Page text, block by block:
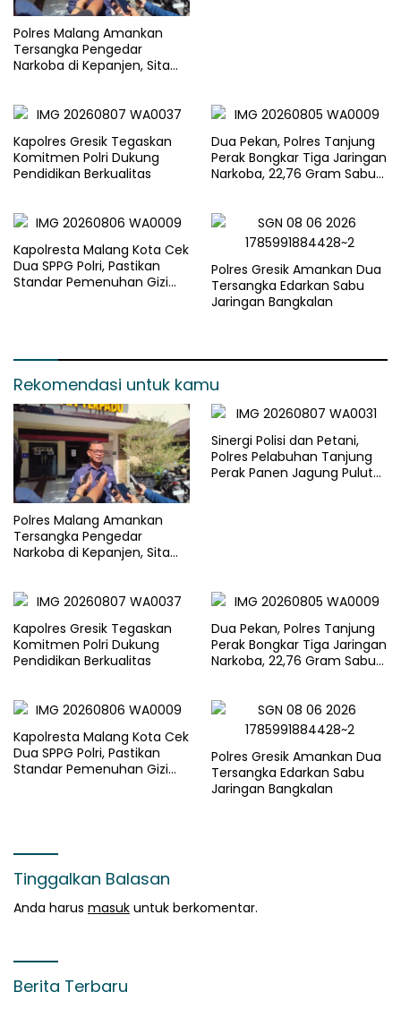
Polres Malang Amankan
Tersangka Pengedar
Narkoba di Kepanjen, Sita
Kapolres Gresik Tegaskan
Komitmen Polri Dukung
Pendidikan Berkualitas
Dua Pekan, Polres Tanjung
Perak Bongkar Tiga Jaringan
Narkoba, 22,76 Gram Sabu
Kapolresta Malang Kota Cek
Dua SPPG Polri, Pastikan
Standar Pemenuhan Gizi
Polres Gresik Amankan Dua
Tersangka Edarkan Sabu
Jaringan Bangkalan
Rekomendasi untuk kamu
Polres Malang Amankan
Tersangka Pengedar
Narkoba di Kepanjen, Sita
Sinergi Polisi dan Petani,
Polres Pelabuhan Tanjung
Perak Panen Jagung Pulut
Kapolres Gresik Tegaskan
Komitmen Polri Dukung
Pendidikan Berkualitas
Dua Pekan, Polres Tanjung
Perak Bongkar Tiga Jaringan
Narkoba, 22,76 Gram Sabu
Kapolresta Malang Kota Cek
Dua SPPG Polri, Pastikan
Standar Pemenuhan Gizi
Polres Gresik Amankan Dua
Tersangka Edarkan Sabu
Jaringan Bangkalan
Tinggalkan Balasan
Anda harus masuk untuk berkomentar.
Berita Terbaru